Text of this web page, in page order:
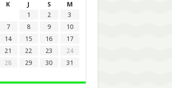
K J S
M
1
2
3
7 8 9
10
14 15 16
17
21 22 23
24
28 29 30
31